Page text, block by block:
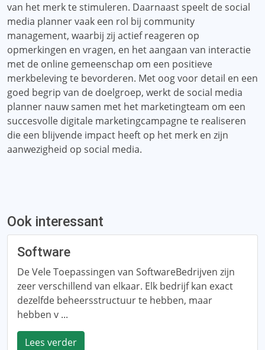
van het merk te stimuleren. Daarnaast speelt de social
media planner vaak een rol bij community
management, waarbij zij actief reageren op
opmerkingen en vragen, en het aangaan van interactie
met de online gemeenschap om een positieve
merkbeleving te bevorderen. Met oog voor detail en een
goed begrip van de doelgroep, werkt de social media
planner nauw samen met het marketingteam om een
succesvolle digitale marketingcampagne te realiseren
die een blijvende impact heeft op het merk en zijn
aanwezigheid op social media.
Ook interessant
Software
De Vele Toepassingen van SoftwareBedrijven zijn
zeer verschillend van elkaar. Elk bedrijf kan exact
dezelfde beheersstructuur te hebben, maar
hebben v ...
Lees verder